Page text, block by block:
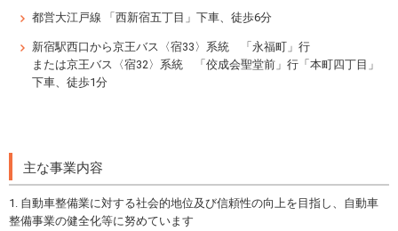
都営大江戸線 「西新宿五丁目」下車、徒歩6分
新宿駅西口から京王バス〈宿33〉系統 「永福町」行
または京王バス〈宿32〉系統 「佼成会聖堂前」行「本町四丁目」
下車、徒歩1分
主な事業内容
自動車整備業に対する社会的地位及び信頼性の向上を目指し、自動車
整備事業の健全化等に努めています